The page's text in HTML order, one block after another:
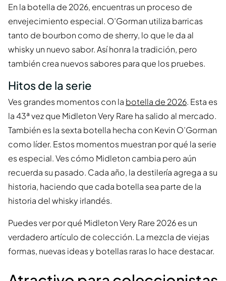
En la botella de 2026, encuentras un proceso de
envejecimiento especial. O’Gorman utiliza barricas
tanto de bourbon como de sherry, lo que le da al
whisky un nuevo sabor. Así honra la tradición, pero
también crea nuevos sabores para que los pruebes.
Hitos de la serie
Ves grandes momentos con la botella de 2026. Esta es
la 43ª vez que Midleton Very Rare ha salido al mercado.
También es la sexta botella hecha con Kevin O’Gorman
como líder. Estos momentos muestran por qué la serie
es especial. Ves cómo Midleton cambia pero aún
recuerda su pasado. Cada año, la destilería agrega a su
historia, haciendo que cada botella sea parte de la
historia del whisky irlandés.
Puedes ver por qué Midleton Very Rare 2026 es un
verdadero artículo de colección. La mezcla de viejas
formas, nuevas ideas y botellas raras lo hace destacar.